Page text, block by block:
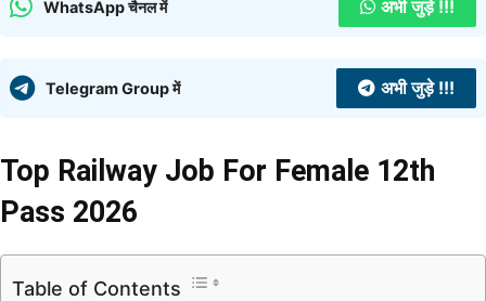
WhatsApp चैनल में अभी जुड़े !!!
Telegram Group में अभी जुड़े !!!
Top Railway Job For Female 12th
Pass 2026
Table of Contents